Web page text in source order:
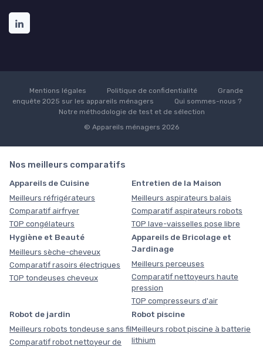
Mentions légales Politique de confidentialité
Grande
enquête 2025 sur les appareils ménagers
Qui sommes-nous ?
Notre méthodologie de test et de sélection
© Appareils ménagers 2026
Nos meilleurs comparatifs
Appareils de Cuisine
Meilleurs réfrigérateurs
Comparatif airfryer
TOP congélateurs
Entretien de la Maison
Meilleurs aspirateurs balais
Comparatif aspirateurs robots
TOP lave-vaisselles pose libre
Hygiène et Beauté
Meilleurs sèche-cheveux
Comparatif rasoirs électriques
TOP tondeuses cheveux
Appareils de Bricolage et
Jardinage
Meilleurs perceuses
Comparatif nettoyeurs haute
pression
TOP compresseurs d'air
Robot de jardin
Meilleurs robots tondeuse sans fil
Comparatif robot nettoyeur de
Robot piscine
Meilleurs robot piscine à batterie
lithium